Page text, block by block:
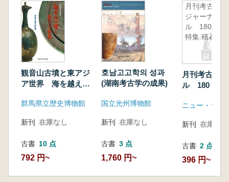
観音山古墳と東アジ
ア世界 海を越えた
群馬県立歴史博物館
新刊 在庫なし
古書 10 点
792 円~
호남고고학의 성과
(湖南考古学の成果)
国立光州博物館
新刊 在庫なし
古書 3 点
1,760 円~
月刊考古学
ジャーナ
ル 180
特集:積石塚
月刊考古学
ル 180 特
ニュー・サイ
新刊 在庫なし
古書 2 点
396 円~